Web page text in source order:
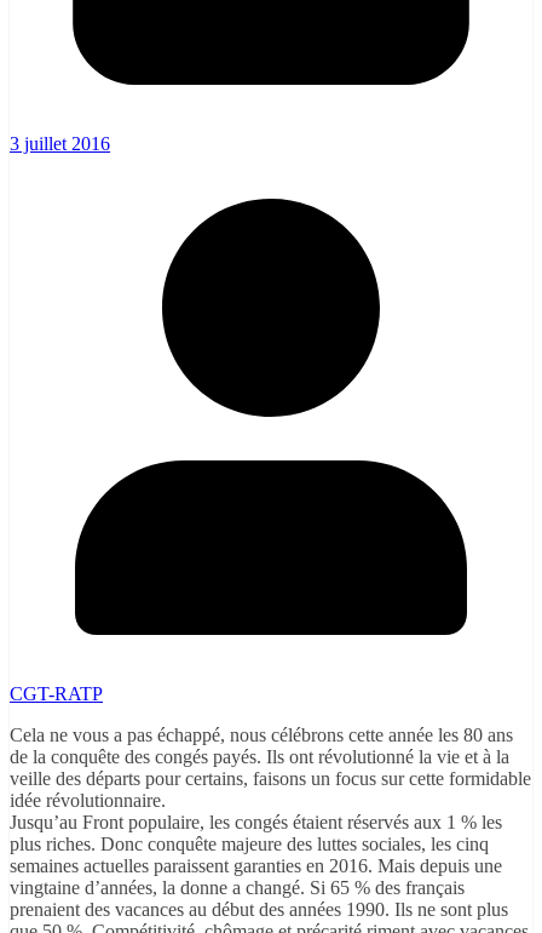
3 juillet 2016
CGT-RATP
Cela ne vous a pas échappé, nous célébrons cette année les 80 ans
de la conquête des congés payés. Ils ont révolutionné la vie et à la
veille des départs pour certains, faisons un focus sur cette formidable
idée révolutionnaire.
Jusqu’au Front populaire, les congés étaient réservés aux 1 % les
plus riches. Donc conquête majeure des luttes sociales, les cinq
semaines actuelles paraissent garanties en 2016. Mais depuis une
vingtaine d’années, la donne a changé. Si 65 % des français
prenaient des vacances au début des années 1990. Ils ne sont plus